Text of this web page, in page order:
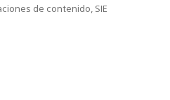
de contenido, SIE